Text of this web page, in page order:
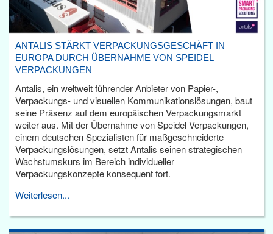
ANTALIS STÄRKT VERPACKUNGSGESCHÄFT IN
EUROPA DURCH ÜBERNAHME VON SPEIDEL
VERPACKUNGEN
Antalis, ein weltweit führender Anbieter von Papier-,
Verpackungs- und visuellen Kommunikationslösungen, baut
seine Präsenz auf dem europäischen Verpackungsmarkt
weiter aus. Mit der Übernahme von Speidel Verpackungen,
einem deutschen Spezialisten für maßgeschneiderte
Verpackungslösungen, setzt Antalis seinen strategischen
Wachstumskurs im Bereich individueller
Verpackungskonzepte konsequent fort.
Weiterlesen...